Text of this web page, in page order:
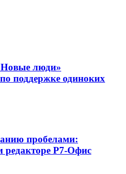
люди»
поддержке одиноких
пробелами:
редакторе Р7-Офис